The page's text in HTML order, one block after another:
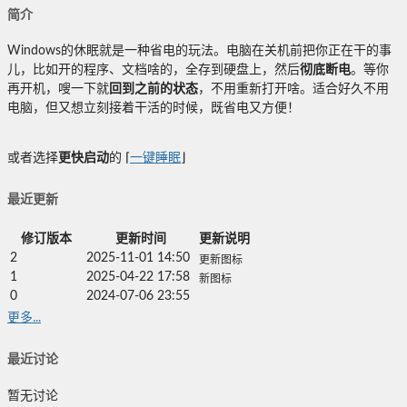
简介
Windows的休眠就是一种省电的玩法。电脑在关机前把你正在干的事
儿，比如开的程序、文档啥的，全存到硬盘上，然后彻底断电。等你
再开机，嗖一下就回到之前的状态，不用重新打开啥。适合好久不用
电脑，但又想立刻接着干活的时候，既省电又方便！
或者选择更快启动的 ⌈ 一键睡眠
最近更新
修订版本 更新时间
更新说明
2
2025-11-01 14:50 更新图标
1 2025-04-22 17:58 新图标
0
2024-07-06 23:55
更多...
最近讨论
暂无讨论